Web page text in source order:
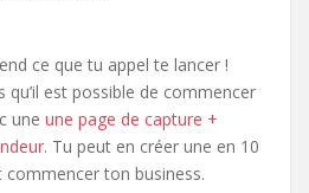
ce que tu appel te lancer !
qu’il est possible de commencer
une une page de capture +
. Tu peut en créer une en 10
commencer ton business.